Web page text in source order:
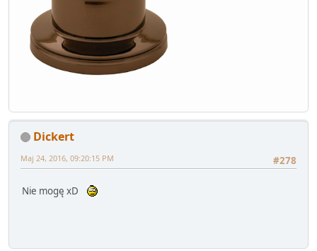
Dickert
#278
Maj 24, 2016, 09:20:15 PM
Nie mogę xD